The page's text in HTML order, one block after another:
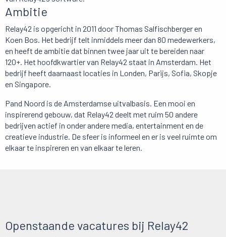
Ambitie
Relay42 is opgericht in 2011 door Thomas Salfischberger en
Koen Bos. Het bedrijf telt inmiddels meer dan 80 medewerkers,
en heeft de ambitie dat binnen twee jaar uit te bereiden naar
120+. Het hoofdkwartier van Relay42 staat in Amsterdam. Het
bedrijf heeft daarnaast locaties in Londen, Parijs, Sofia, Skopje
en Singapore.
Pand Noord is de Amsterdamse uitvalbasis. Een mooi en
inspirerend gebouw, dat Relay42 deelt met ruim 50 andere
bedrijven actief in onder andere media, entertainment en de
creatieve industrie. De sfeer is informeel en er is veel ruimte om
elkaar te inspireren en van elkaar te leren.
Openstaande vacatures bij Relay42